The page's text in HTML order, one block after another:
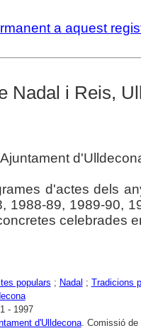
a aquest
Nadal i Reis,
d'actes dels
1988-89, 1989-90,
celebrades
populars ; Nadal ; Tradicions
- 1997
d'Ulldecona. Comissió de